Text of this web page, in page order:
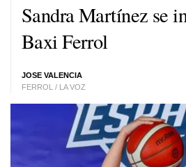
Sandra Martínez se
Baxi Ferrol
JOSE VALENCIA
FERROL / LA VOZ